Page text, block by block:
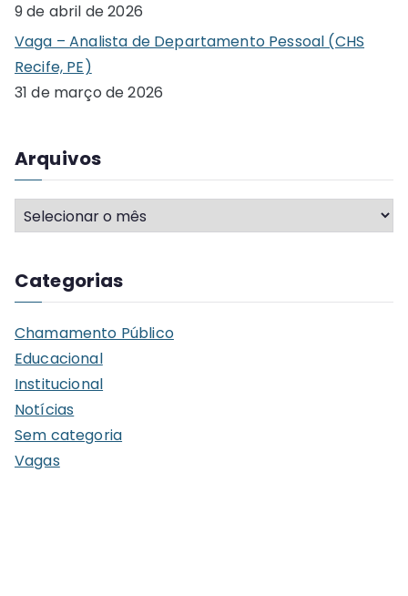
9 de abril de 2026
Vaga – Analista de Departamento Pessoal (CHS
Recife, PE)
31 de março de 2026
Arquivos
A
r
u
v
o
s
Categorias
Chamamento Público
Educacional
Institucional
Notícias
Sem categoria
Vagas